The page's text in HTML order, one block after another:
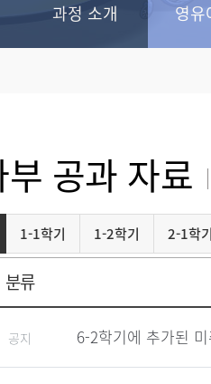
과정 소개 영유
공과 자료
1-1학기 1-2학기 2-1학기
분류
공지 6-2학기에 추가된